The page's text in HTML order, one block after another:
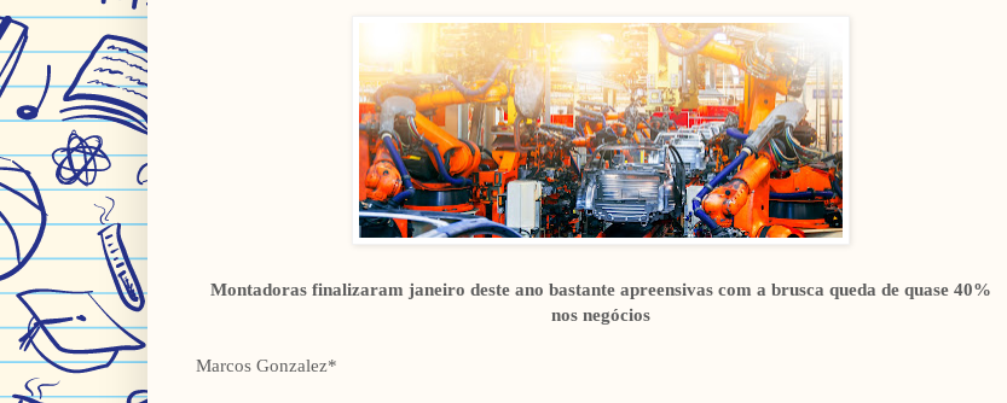
Montadoras finalizaram janeiro deste ano bastante apreensivas com a brusca queda de quase 40%
nos negócios
Marcos Gonzalez*